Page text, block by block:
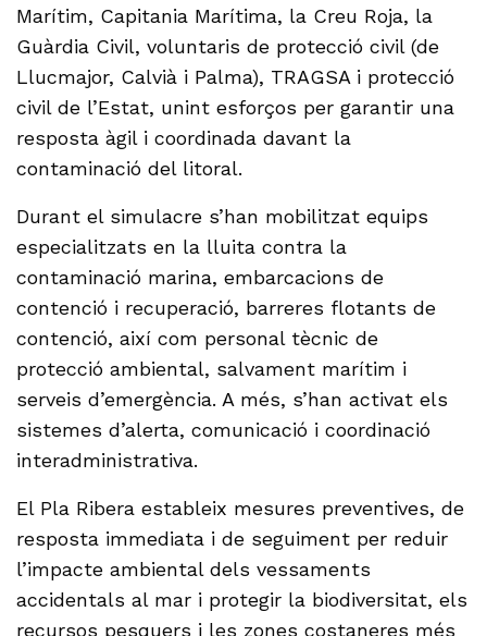
Marítim, Capitania Marítima, la Creu Roja, la
Guàrdia Civil, voluntaris de protecció civil (de
Llucmajor, Calvià i Palma), TRAGSA i protecció
civil de l’Estat, unint esforços per garantir una
resposta àgil i coordinada davant la
contaminació del litoral.
Durant el simulacre s’han mobilitzat equips
especialitzats en la lluita contra la
contaminació marina, embarcacions de
contenció i recuperació, barreres flotants de
contenció, així com personal tècnic de
protecció ambiental, salvament marítim i
serveis d’emergència. A més, s’han activat els
sistemes d’alerta, comunicació i coordinació
interadministrativa.
El Pla Ribera estableix mesures preventives, de
resposta immediata i de seguiment per reduir
l’impacte ambiental dels vessaments
accidentals al mar i protegir la biodiversitat, els
recursos pesquers i les zones costaneres més